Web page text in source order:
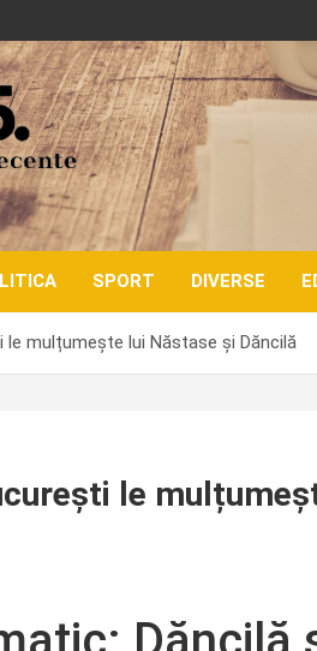
SPORT DIVERSE
le mulțumește lui Năstase și Dăncilă
le